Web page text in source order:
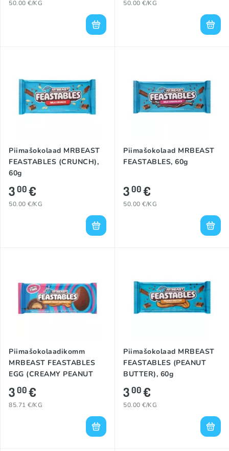
50.00 €/KG 50.00 €/KG
Piimašokolaad MRBEAST
FEASTABLES (CRUNCH),
60g
300€
50.00 €/KG
Piimašokolaad MRBEAST
FEASTABLES, 60g
300€
50.00 €/KG
Piimašokolaadikomm
MRBEAST FEASTABLES
EGG (CREAMY PEANUT
BUTTER), 35g
300€
85.71 €/KG
Piimašokolaad MRBEAST
FEASTABLES (PEANUT
BUTTER), 60g
300€
50.00 €/KG